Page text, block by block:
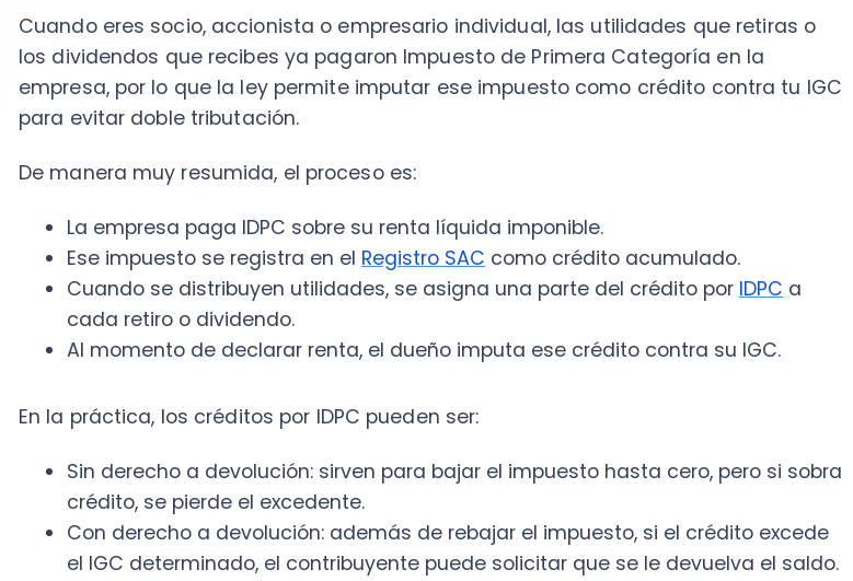
Al momento de declarar renta, el dueño imputa ese crédito contra su IGC.
En la práctica, los créditos por IDPC pueden ser:
Sin derecho a devolución: sirven para bajar el impuesto hasta cero, pero si sobra
Con derecho a devolución: además de rebajar el impuesto, si el crédito excede
Crédito por gastos en educación
Guía Práctica de Declaración de Renta 2026 del SII señala que el crédito por
gastos en educación permite a contribuyentes afectos al IGC o Impuesto Único de
Segunda Categoría rebajar sus impuestos por los gastos de educación de hijos o
aproximadamente 174.803 pesos al 31 de diciembre de 2025).
Requisitos del crédito por educación:
Los requisitos del crédito por gastos en educación son específicos: que los hijos